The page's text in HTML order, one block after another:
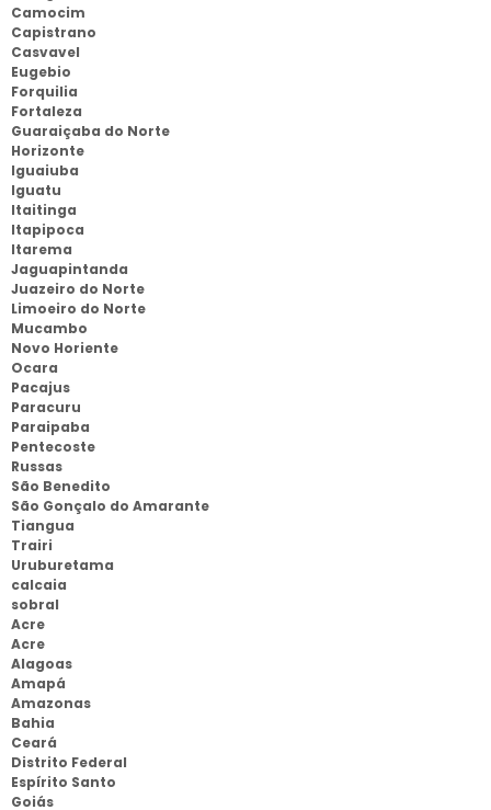
Camocim
Capistrano
Casvavel
Eugebio
Forquilia
Fortaleza
Guaraiçaba do Norte
Horizonte
Iguaiuba
Iguatu
Itaitinga
Itapipoca
Itarema
Jaguapintanda
Juazeiro do Norte
Limoeiro do Norte
Mucambo
Novo Horiente
Ocara
Pacajus
Paracuru
Paraipaba
Pentecoste
Russas
São Benedito
São Gonçalo do Amarante
Tiangua
Trairi
Uruburetama
calcaia
sobral
Acre
Acre
Alagoas
Amapá
Amazonas
Bahia
Ceará
Distrito Federal
Espírito Santo
Goiás